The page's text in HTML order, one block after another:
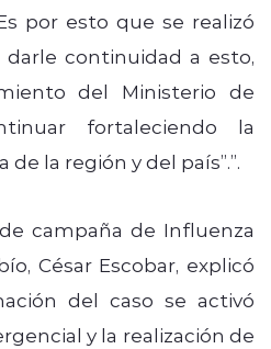
por esto que se realizó
continuidad a esto,
del Ministerio de
fortaleciendo la
la región y del país”.”.
campaña de Influenza
César Escobar, explicó
del caso se activó
y la realización de